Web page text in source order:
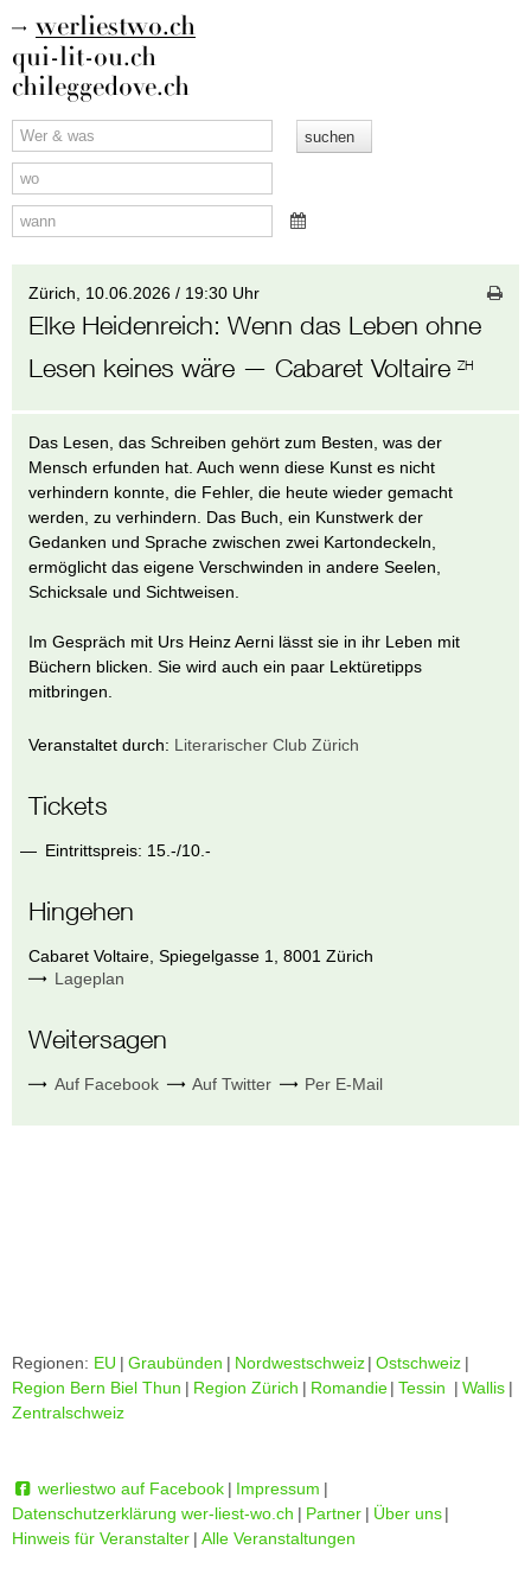
werliestwo.ch
qui-lit-ou.ch
chileggedove.ch
Zürich, 10.06.2026 / 19:30 Uhr
Elke Heidenreich:Wenn das Leben ohne
Lesen keines wäre — Cabaret VoltaireZH
Das Lesen, das Schreiben gehört zum Besten, was der
Mensch erfunden hat. Auch wenn diese Kunst es nicht
verhindern konnte, die Fehler, die heute wieder gemacht
werden, zu verhindern. Das Buch, ein Kunstwerk der
Gedanken und Sprache zwischen zwei Kartondeckeln,
ermöglicht das eigene Verschwinden in andere Seelen,
Schicksale und Sichtweisen.
Im Gespräch mit Urs Heinz Aerni lässt sie in ihr Leben mit
Büchern blicken. Sie wird auch ein paar Lektüretipps
mitbringen.
Veranstaltet durch: Literarischer Club Zürich
Tickets
Eintrittspreis: 15.-/10.-
Hingehen
Cabaret Voltaire ,Spiegelgasse 1 ,8001 Zürich
Lageplan
Weitersagen
Auf Facebook Auf Twitter Per E-Mail
Regionen: EU | Graubünden | Nordwestschweiz | Ostschweiz |
Region Bern Biel Thun | Region Zürich | Romandie | Tessin | Wallis |
Zentralschweiz
werliestwo auf Facebook | Impressum |
Datenschutzerklärung wer-liest-wo.ch | Partner | Über uns |
Hinweis für Veranstalter | Alle Veranstaltungen